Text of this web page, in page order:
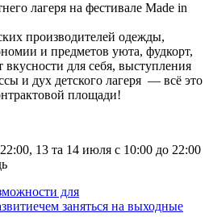
лагеря на фестивале Made in
производителей одежды,
и предметов уюта, фудкорт,
для себя, выступления
и дух детского лагеря — всё это
площади!
13 та 14 июля с 10:00 до 22:00
для
чем заняться на выходные